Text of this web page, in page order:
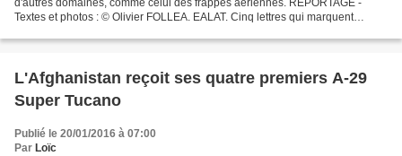
Textes et photos : © Olivier FOLLEA. EALAT. Cinq lettres qui marquent
L'Afghanistan reçoit ses quatre premiers A-29
Super Tucano
Publié le 20/01/2016 à 07:00
Par Loïc